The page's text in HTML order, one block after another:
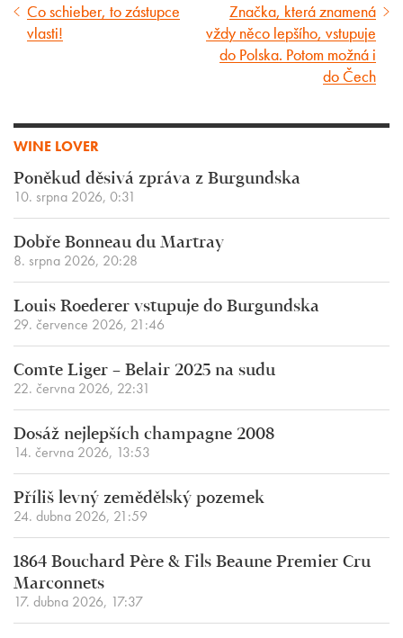
Předcházející
článek
Co schieber, to zástupce
vlasti!
Následující
článek
Značka, která znamená
vždy něco lepšího, vstupuje
do Polska. Potom možná i
do Čech
WINE LOVER
Poněkud děsivá zpráva z Burgundska
10. srpna 2026, 0:31
Dobře Bonneau du Martray
8. srpna 2026, 20:28
Louis Roederer vstupuje do Burgundska
29. července 2026, 21:46
Comte Liger – Belair 2025 na sudu
22. června 2026, 22:31
Dosáž nejlepších champagne 2008
14. června 2026, 13:53
Příliš levný zemědělský pozemek
24. dubna 2026, 21:59
1864 Bouchard Père & Fils Beaune Premier Cru
Marconnets
17. dubna 2026, 17:37